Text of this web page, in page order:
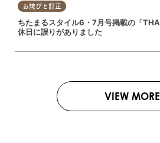
お詫びと訂正
ちたまるスタイル6・7月号掲載の「
休日に誤りがありました
VIEW MORE